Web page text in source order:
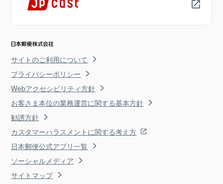
サイトのご利用について
プライバシーポリシー
Webアクセシビリティ方針
お客さま本位の業務運営に関する基本方針
勧誘方針
カスタマーハラスメントに関する考え方
日本郵便公式アプリ一覧
ソーシャルメディア
サイトマップ